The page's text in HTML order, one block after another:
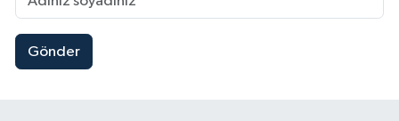
Gönder